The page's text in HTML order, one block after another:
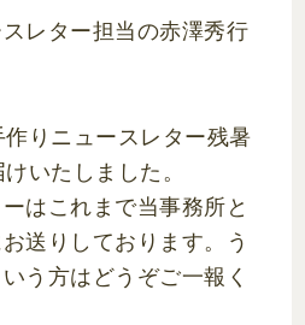
レター担当の赤澤秀行
りニュースレター残暑
いたしました。
はこれまで当事務所と
送りしております。う
う方はどうぞご一報く